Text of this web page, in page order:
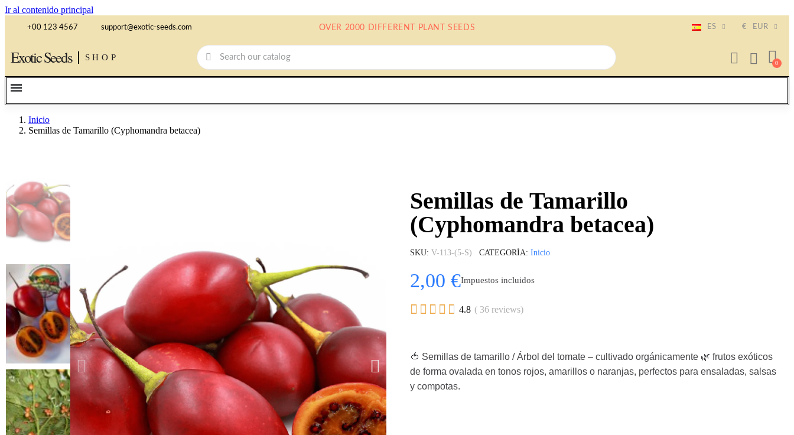
Ir al contenido principal
+00 123 4567 support@exotic-seeds.com OVER 2000 DIFFERENT PLANT SEEDS ES € EUR
Exotic Seeds SHOP
Inicio
Semillas de Tamarillo (Cyphomandra betacea)
Semillas de Tamarillo
(Cyphomandra betacea)
SKU V-113-(5-S) CATEGORÍA Inicio
2,00 €Impuestos incluidos
     4.8 ( 36 reviews)
🍅 Semillas de tamarillo / Árbol del tomate – cultivado orgánicamente 🌿 frutos exóticos
de forma ovalada en tonos rojos, amarillos o naranjas, perfectos para ensaladas, salsas
y compotas.